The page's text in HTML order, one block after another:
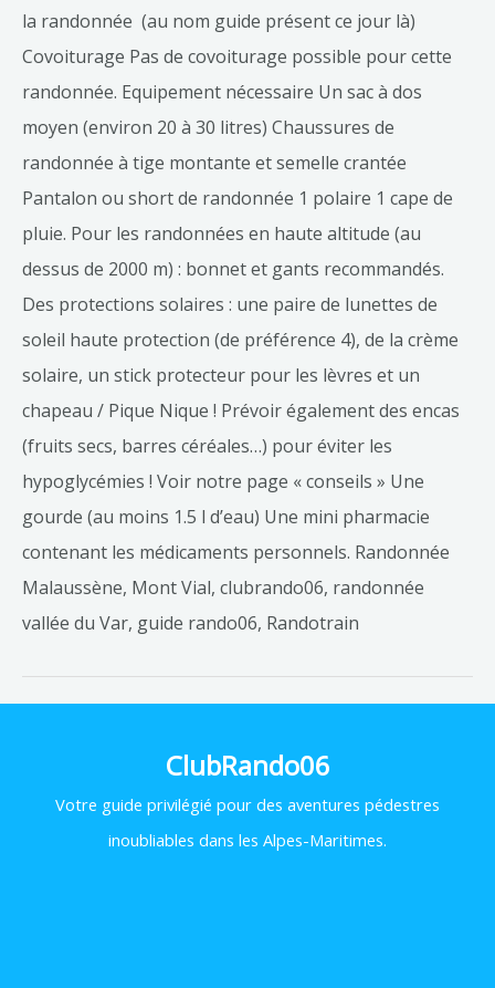
la randonnée (au nom guide présent ce jour là)
Covoiturage Pas de covoiturage possible pour cette
randonnée. Equipement nécessaire Un sac à dos
moyen (environ 20 à 30 litres) Chaussures de
randonnée à tige montante et semelle crantée
Pantalon ou short de randonnée 1 polaire 1 cape de
pluie. Pour les randonnées en haute altitude (au
dessus de 2000 m) : bonnet et gants recommandés.
Des protections solaires : une paire de lunettes de
soleil haute protection (de préférence 4), de la crème
solaire, un stick protecteur pour les lèvres et un
chapeau / Pique Nique ! Prévoir également des encas
(fruits secs, barres céréales…) pour éviter les
hypoglycémies ! Voir notre page « conseils » Une
gourde (au moins 1.5 l d’eau) Une mini pharmacie
contenant les médicaments personnels. Randonnée
Malaussène, Mont Vial, clubrando06, randonnée
vallée du Var, guide rando06, Randotrain
ClubRando06
Votre guide privilégié pour des aventures pédestres
inoubliables dans les Alpes-Maritimes.